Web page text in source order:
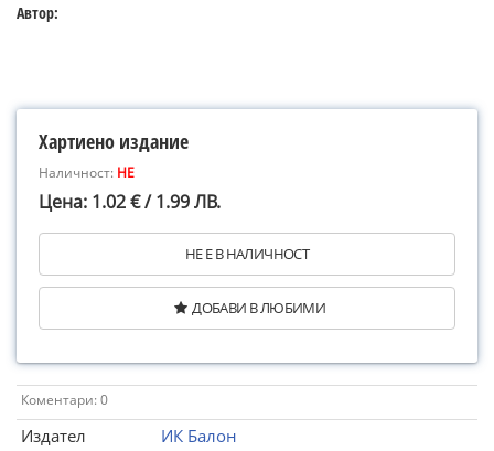
Автор:
Хартиено издание
Наличност: НЕ
Цена: 1.02 € / 1.99 ЛВ.
НЕ Е В НАЛИЧНОСТ
ДОБАВИ В ЛЮБИМИ
Коментари: 0
Издател
ИК Балон